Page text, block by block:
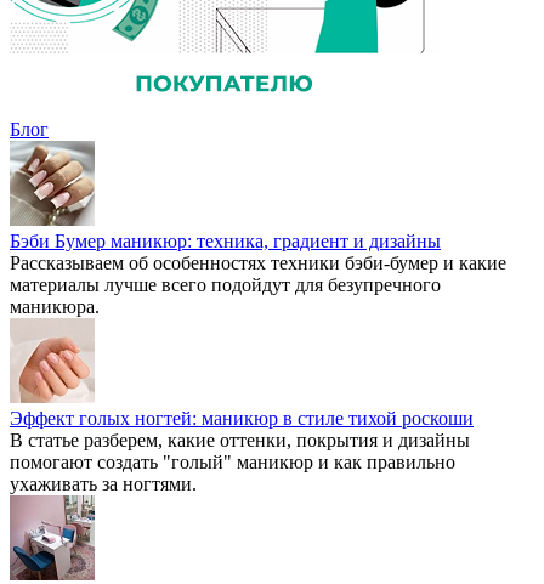
Блог
Бэби Бумер маникюр: техника, градиент и дизайны
Рассказываем об особенностях техники бэби-бумер и какие
материалы лучше всего подойдут для безупречного
маникюра.
Эффект голых ногтей: маникюр в стиле тихой роскоши
В статье разберем, какие оттенки, покрытия и дизайны
помогают создать "голый" маникюр и как правильно
ухаживать за ногтями.